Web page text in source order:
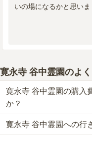
設備・環境 4.0
敷地内は広く、墓石がど
ましたが、霊園の方が親
管理状況 3.0
いの場になるかと思いま
寛永寺 谷中霊園のよ
寛永寺 谷中霊園の購入
か？
寛永寺 谷中霊園では、一
す。
寛永寺 谷中霊園への行